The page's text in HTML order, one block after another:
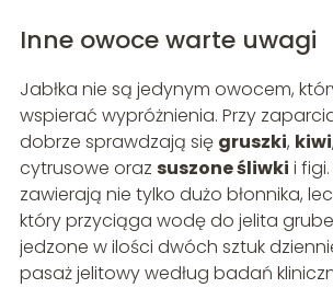
Inne owoce warte uwagi
Jabłka nie są jedynym owocem,
wspierać wypróżnienia. Przy
dobrze sprawdzają się gruszki, kiwi
cytrusowe oraz suszone śliwki i
zawierają nie tylko dużo błonnika,
który przyciąga wodę do jelita
jedzone w ilości dwóch sztuk
pasaż jelitowy według badań